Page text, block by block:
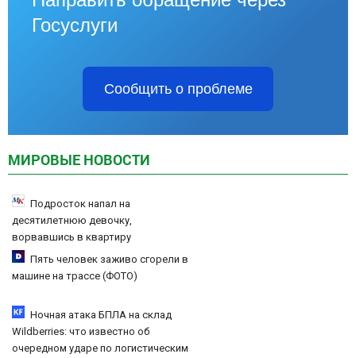
Госуслуги
Сообщить о проблеме
МИРОВЫЕ НОВОСТИ
Подросток напал на
десятилетнюю девочку,
ворвавшись в квартиру
Пять человек заживо сгорели в
машине на трассе (ФОТО)
Ночная атака БПЛА на склад
Wildberries: что известно об
очередном ударе по логистическим